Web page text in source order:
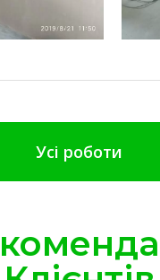
Усі роботи